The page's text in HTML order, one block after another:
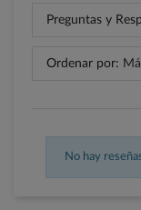
Preguntas y
Ordenar por:
No hay